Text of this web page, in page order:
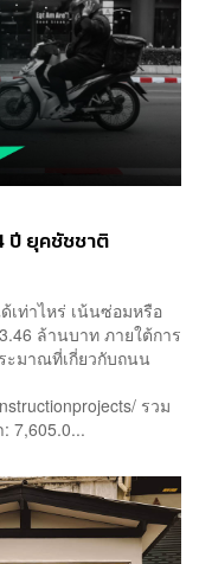
ปี ยุคชัชชาติ
เท่าไหร่ เน้นซ่อมหรือ
ล้านบาท ภายใต้การ
มาณที่เกี่ยวกับถนน
รวม
7,605.0...